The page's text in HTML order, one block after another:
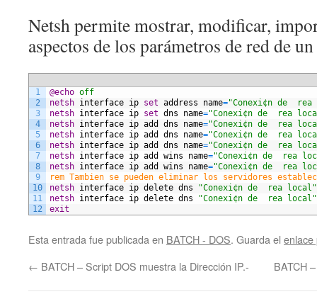
Netsh permite mostrar, modificar,
aspectos de los parámetros de red de
1
2
3
4
5
6
7
8
9
10
11
12
@echo off
netsh interface ip set address name="Conexi¢n de
netsh interface ip set dns name="Conexi¢n de  rea
netsh interface ip add dns name="Conexi¢n de  rea
netsh interface ip add dns name="Conexi¢n de  rea
netsh interface ip add dns name="Conexi¢n de  rea
netsh interface ip add wins name="Conexi¢n de  rea
netsh interface ip add wins name="Conexi¢n de  rea
rem Tambien se pueden eliminar los servidores
netsh interface ip delete dns
"Conexi¢n de  rea local"
netsh interface ip delete dns
"Conexi¢n de  rea local"
exit
Esta entrada fue publicada en BATCH - DOS. Guarda el enlace
← BATCH – Script DOS muestra la Dirección IP.- BATCH